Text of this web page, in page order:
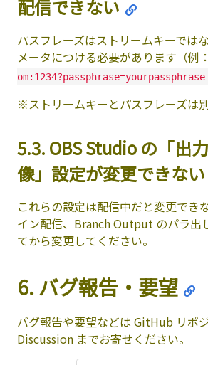
配信できない
パスフレーズはストリームキーでは
メータにつける必要があります（例：
om:1234?passphrase=yourpassphrase
※ストリームキーとパスフレーズは別
5.3. OBS Studio の「出
像」設定が変更できない
これらの設定は配信中だと変更でき
イン配信、Branch Output のパラ出
てから変更してください。
6. バグ報告・要望
バグ報告や要望などは GitHub リポ
Discussion までお寄せください。